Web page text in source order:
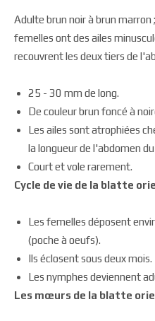
Adulte brun noir à brun
femelles ont des ailes
recouvrent les deux tiers de
25 - 30 mm de long.
De couleur brun foncé à
Les ailes sont atrophiées
la longueur de l'abdomen
Court et vole rarement.
Cycle de vie de la blatte
Les femelles déposent
(poche à oeufs).
Ils éclosent sous deux mois.
Les nymphes deviennent
Les mœurs de la blatte